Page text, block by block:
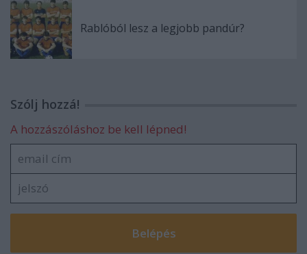
Rablóból lesz a legjobb pandúr?
Szólj hozzá!
A hozzászóláshoz be kell lépned!